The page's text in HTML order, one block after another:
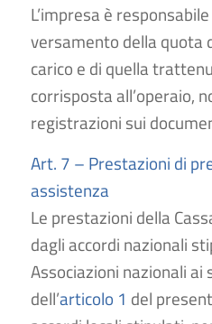
L’impresa è
versamento della quota
carico e di quella
corrisposta all’operaio,
registrazioni sui
Art. 7 – Prestazioni di
assistenza
Le prestazioni della
dagli accordi nazionali
Associazioni nazionali ai
dell’articolo 1 del